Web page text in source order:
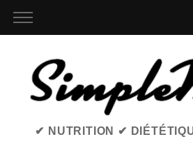
✔ NUTRITION ✔